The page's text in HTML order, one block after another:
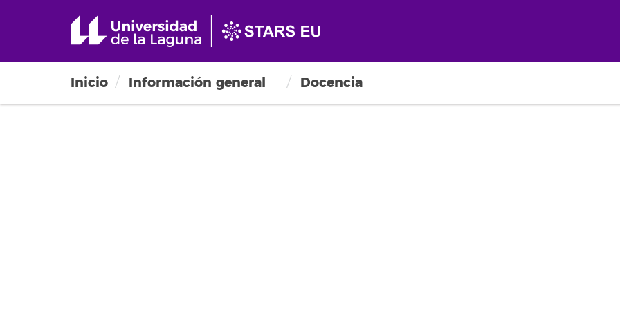
Inicio Información general Docencia